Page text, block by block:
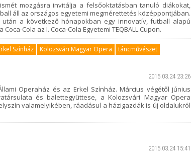
mozgásra invitálja a felsőoktatásban tanuló diákokat,
áll az országos egyetemi megmérettetés középpontjában.
a következő hónapokban egy innovatív, futball alapú
Cola az I. Coca-Cola Egyetemi TEQBALL Cupon.
Színház Kolozsvári Magyar Opera
táncművészet
2015.03.24 23:26
Operaház és az Erkel Színház. Március végétől június
és balettegyüttese, a Kolozsvári Magyar Opera
valamelyikében, ráadásul a házigazdák is új oldalukról
2015.03.24 15:41